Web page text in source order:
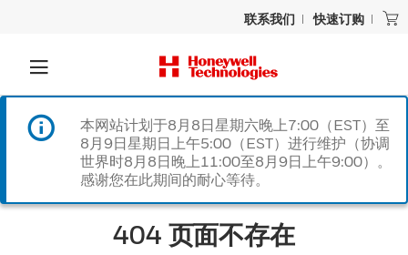
联系我们 快速订购
本网站计划于8月8日星期六晚上7:00（EST）至
8月9日星期日上午5:00（EST）进行维护（协调
世界时8月8日晚上11:00至8月9日上午9:00）。
感谢您在此期间的耐心等待。
404 页面不存在